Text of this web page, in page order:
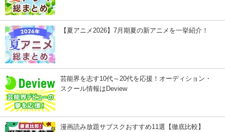
【夏アニメ2026】7月期夏の新アニメを一挙紹介！
芸能界を志す10代～20代を応援！オーディション・
スクール情報はDeview
漫画読み放題サブスクおすすめ11選【徹底比較】